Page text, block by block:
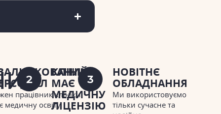
працівник клініки
медичну освіту
2
КЛІНІКА
МАЄ
МЕДИЧНУ
ЛІЦЕНЗІЮ
3
НОВІТНЄ
ОБЛАДНАННЯ
Ми використовуємо
тільки сучасне та